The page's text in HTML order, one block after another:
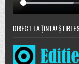
DIRECT LA ȚINTĂ! ȘTIRI